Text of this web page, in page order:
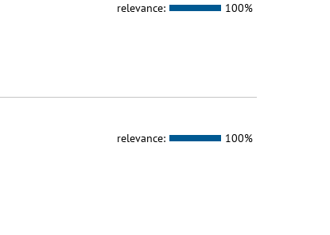
relevance: 100%
relevance: 100%